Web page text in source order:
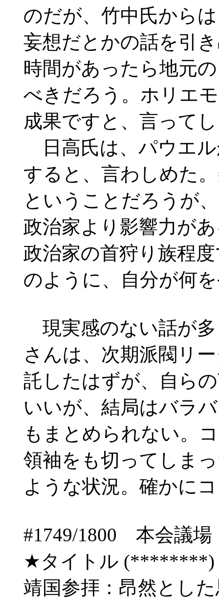
のだが、竹中氏から
妄想だとかの話を引
時間があったら地元
べきだろう。ホリエ
成果ですと、言って
日高氏は、パウエ
すると、言わしめた
ということだろうが
政治家より影響力が
政治家の首狩り族程
のように、自分が何
現実感のない話が多
さんは、次期派閥リ
託したはずが、自ら
いいが、結局はバラ
もまとめられない。
領袖をも切ってしま
ような状況。確かに
#1749/1800 本会議
★タイトル (********)
靖国参拝：昂然とし